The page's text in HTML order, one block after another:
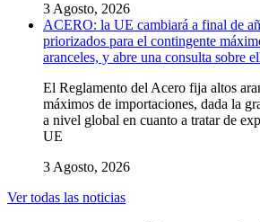
3 Agosto, 2026
ACERO: la UE cambiará a final de
priorizados para el contingente
aranceles, y abre una consulta sobre
El Reglamento del Acero fija altos
máximos de importaciones, dada la
a nivel global en cuanto a tratar de
UE
3 Agosto, 2026
Ver todas las noticias